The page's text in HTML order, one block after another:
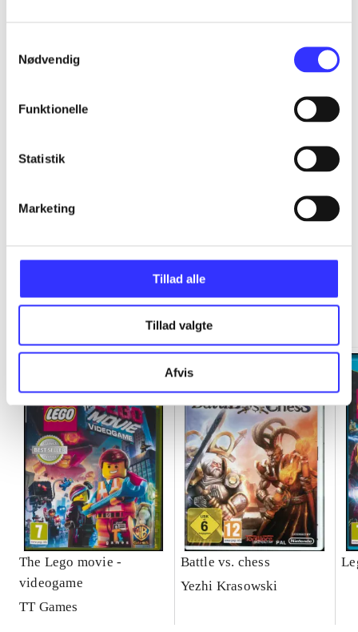
Nødvendig
Funktionelle
Statistik
Marketing
Tillad alle
Tillad valgte
Afvis
Minder om
The Lego movie -
videogame
TT Games
Battle vs. chess
Yezhi Krasowski